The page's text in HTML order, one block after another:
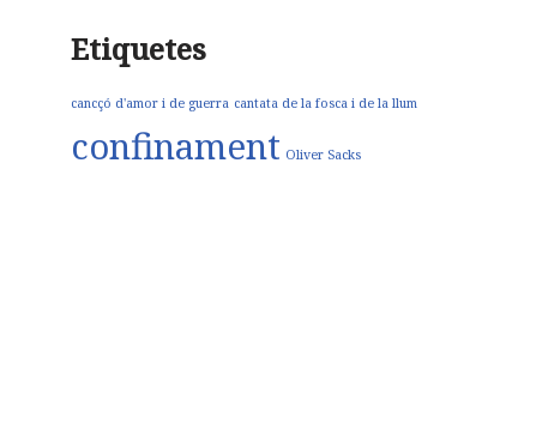
Etiquetes
cancçó d'amor i de guerra cantata de la fosca i de la llum
confinament Oliver Sacks